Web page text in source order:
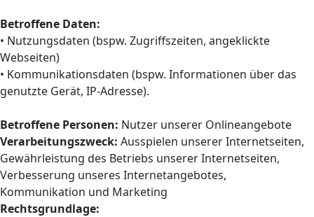
Betroffene Daten:
• Nutzungsdaten (bspw. Zugriffszeiten, angeklickte
Webseiten)
• Kommunikationsdaten (bspw. Informationen über das
genutzte Gerät, IP-Adresse).
Betroffene Personen: Nutzer unserer Onlineangebote
Verarbeitungszweck: Ausspielen unserer Internetseiten,
Gewährleistung des Betriebs unserer Internetseiten,
Verbesserung unseres Internetangebotes,
Kommunikation und Marketing
Rechtsgrundlage: